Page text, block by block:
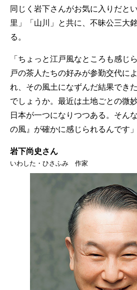
同じく岩下さんがお気に入りだと
里」「山川」と共に、不昧公三大
る。
「ちょっと江戸風なところも感じ
戸の茶人たちの好みが参勤交代に
れ、その風土になずんだ結果でき
でしょうか。最近は土地ごとの微
日本が一つになりつつある。そん
の風』が確かに感じられるんです」
岩下尚史さん
いわした・ひさふみ 作家